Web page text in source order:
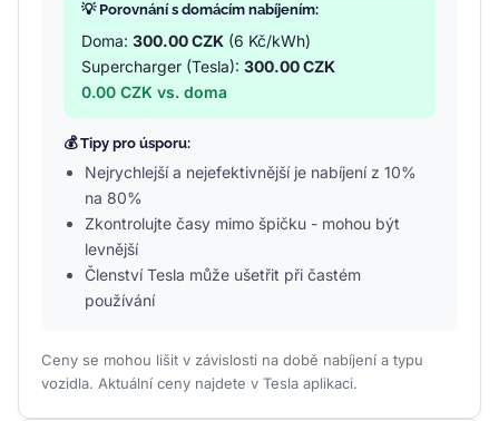
💡 Porovnání s domácím nabíjením:
Doma: 300.00 CZK (6 Kč/kWh)
Supercharger (Tesla): 300.00 CZK
0.00 CZK vs. doma
💰 Tipy pro úsporu:
Nejrychlejší a nejefektivnější je nabíjení z 10%
na 80%
Zkontrolujte časy mimo špičku - mohou být
levnější
Členství Tesla může ušetřit při častém
používání
Ceny se mohou lišit v závislosti na době nabíjení a typu
vozidla. Aktuální ceny najdete v Tesla aplikaci.